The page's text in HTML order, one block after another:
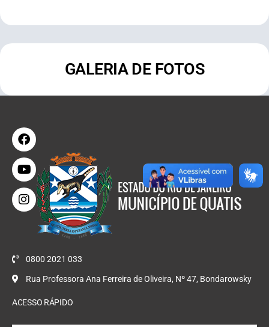
GALERIA DE FOTOS
0800 2021 033
Rua Professora Ana Ferreira de Oliveira, Nº 47, Bondarowsky
ACESSO RÁPIDO